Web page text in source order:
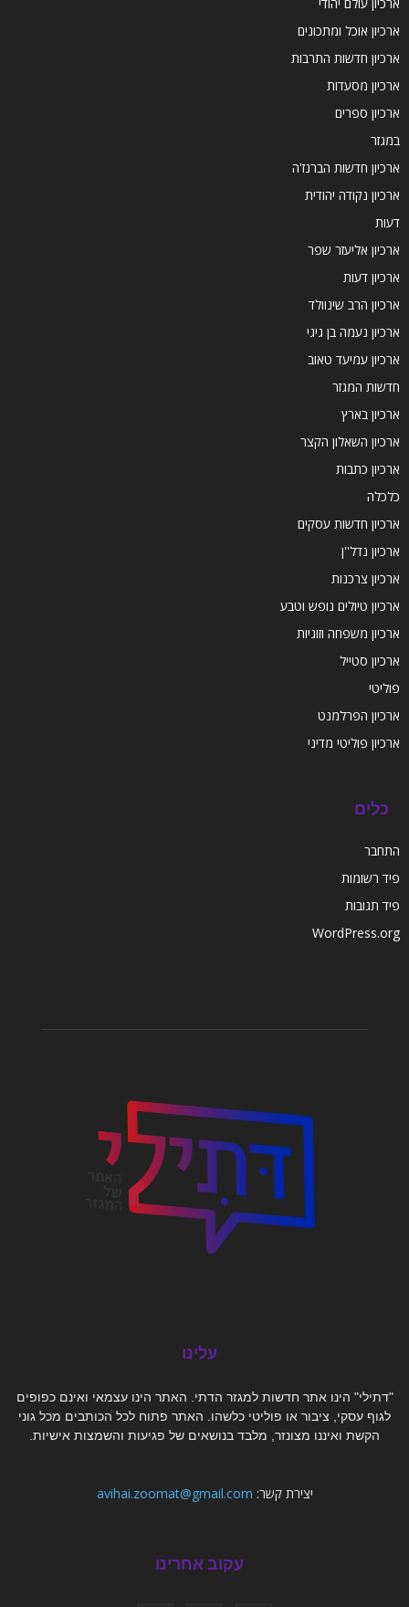
ארכיון אוכל ומתכונים
ארכיון חדשות התרבות
ארכיון מסעדות
ארכיון ספרים
במגזר
ארכיון חדשות הברנז'ה
ארכיון נקודה יהודית
דעות
ארכיון אליעזר שפר
ארכיון דעות
ארכיון הרב שינוולד
ארכיון נעמה בן גיגי
ארכיון עמיעד טאוב
חדשות המגזר
ארכיון בארץ
ארכיון השאלון הקצר
ארכיון כתבות
כלכלה
ארכיון חדשות עסקים
ארכיון נדל''ן
ארכיון צרכנות
ארכיון טיולים נופש וטבע
ארכיון משפחה וזוגיות
ארכיון סטייל
פוליטי
ארכיון הפרלמנט
ארכיון פוליטי מדיני
כלים
התחבר
פיד רשומות
פיד תגובות
WordPress.org
עלינו
"דתילי" הינו אתר חדשות למגזר הדתי. האתר הינו עצמאי ואינם כפופים
לגוף עסקי, ציבור או פוליטי כלשהו. האתר פתוח לכל הכותבים מכל גוני
הקשת ואיננו מצונזר, מלבד בנושאים של פגיעות והשמצות אישיות.
יצירת קשר: avihai.zoomat@gmail.com
עקוב אחרינו